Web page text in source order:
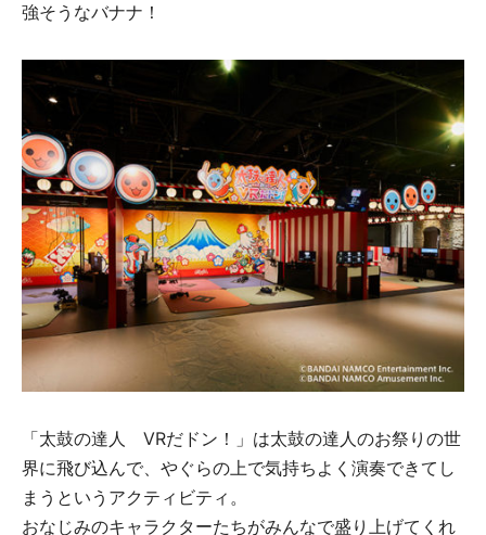
強そうなバナナ！
「太鼓の達人 VRだドン！」は太鼓の達人のお祭りの世
界に飛び込んで、やぐらの上で気持ちよく演奏できてし
まうというアクティビティ。
おなじみのキャラクターたちがみんなで盛り上げてくれ